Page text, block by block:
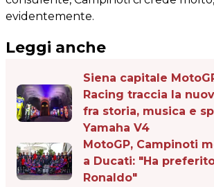
evidentemente.
Leggi anche
Siena capitale
Racing traccia la
fra storia, musica e
Yamaha V4
MotoGP, Campinoti
a Ducati: "Ha
Ronaldo"